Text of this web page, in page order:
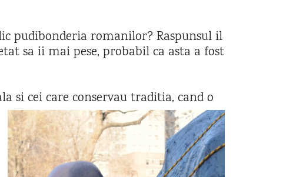
pudibonderia romanilor? Raspunsul il
sa ii mai pese, probabil ca asta a fost
si cei care conservau traditia, cand o